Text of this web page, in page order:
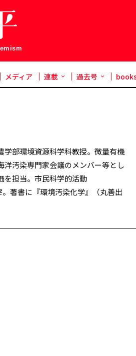
メディア 連載 過去号
学部環境資源科学科教授。微量有機
汚染専門家会議のメンバー等とし
を担当。市民科学的活動
著書に『環境汚染化学』（丸善出